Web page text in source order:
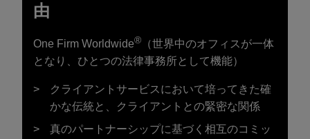
由
One Firm Worldwide® （世界中のオフィスが一体
となり、ひとつの法律事務所として機能）
クライアントサービスにおいて培ってきた確
かな伝統と、クライアントとの緊密な関係
真のパートナーシップに基づく相互のコミッ